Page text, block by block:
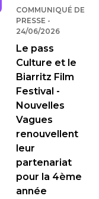
COMMUNIQUÉ DE
PRESSE-
24/06/2026
Le pass
Culture et le
Biarritz Film
Festival -
Nouvelles
Vagues
renouvellent
leur
partenariat
pour la 4ème
année